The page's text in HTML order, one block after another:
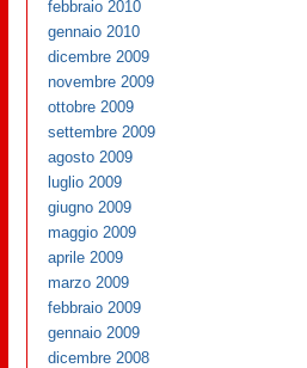
febbraio 2010
gennaio 2010
dicembre 2009
novembre 2009
ottobre 2009
settembre 2009
agosto 2009
luglio 2009
giugno 2009
maggio 2009
aprile 2009
marzo 2009
febbraio 2009
gennaio 2009
dicembre 2008